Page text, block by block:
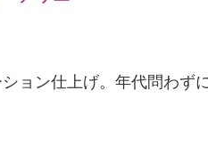
ン仕上げ。年代問わず